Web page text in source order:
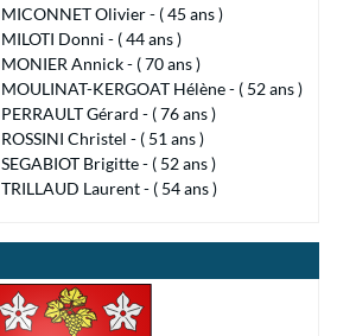
MICONNET Olivier - ( 45 ans )
MILOTI Donni - ( 44 ans )
MONIER Annick - ( 70 ans )
MOULINAT-KERGOAT Hélène - ( 52 ans )
PERRAULT Gérard - ( 76 ans )
ROSSINI Christel - ( 51 ans )
SEGABIOT Brigitte - ( 52 ans )
TRILLAUD Laurent - ( 54 ans )